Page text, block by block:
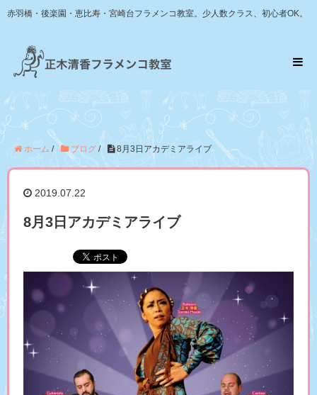
赤羽橋・後楽園・恵比寿・宮崎台フラメンコ教室。少人数クラス、初心者OK。
ホーム / ブログ / 8月3日アカデミアライブ
2019.07.22
8月3日アカデミアライブ